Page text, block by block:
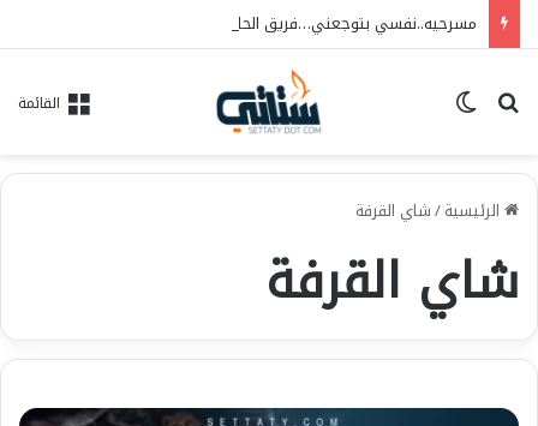
القائمة بحث عن
الرئيسية/شاي القرفة
شاي القرفة